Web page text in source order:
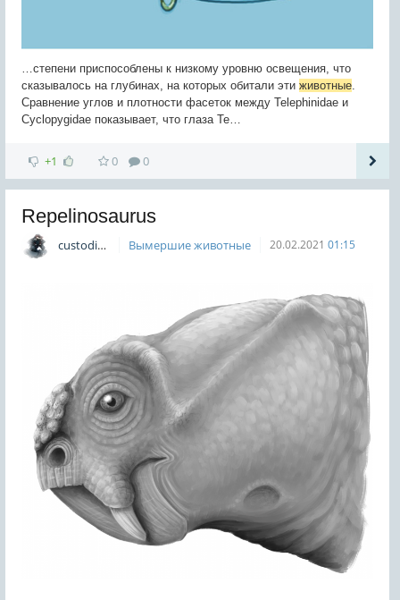
…степени приспособлены к низкому уровню освещения, что
сказывалось на глубинах, на которых обитали эти животные.
Сравнение углов и плотности фасеток между Telephinidae и
Cyclopygidae показывает, что глаза Te…
+1 0 0
Repelinosaurus
custodian Вымершие животные 20.02.2021 01:15